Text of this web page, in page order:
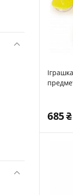
685